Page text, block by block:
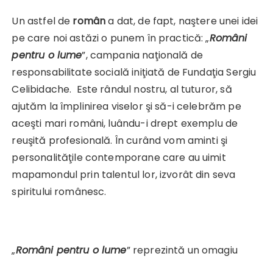
Un astfel de româna dat, de fapt, naştere unei idei
pe care noi astăzi o punem în practică: „Români
pentru o lume”, campania naţională de
responsabilitate socială iniţiată de Fundaţia Sergiu
Celibidache. Este rândul nostru, al tuturor, să
ajutăm la împlinirea viselor şi să-i celebrăm pe
aceşti mari români, luându-i drept exemplu de
reuşită profesională. În curând vom aminti şi
personalităţile contemporane care au uimit
mapamondul prin talentul lor, izvorât din seva
spiritului românesc.
„Români pentru o lume” reprezintă un omagiu